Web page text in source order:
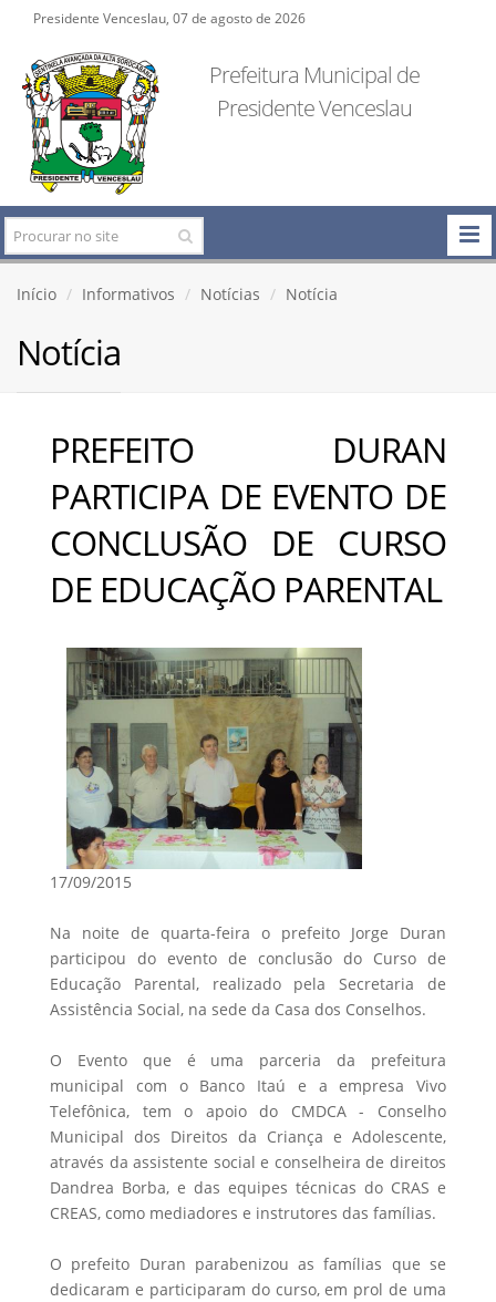
Presidente Venceslau, 07 de agosto de 2026
Prefeitura Municipal de
Presidente Venceslau
Início Informativos Notícias Notícia
Notícia
PREFEITO DURAN
PARTICIPA DE EVENTO DE
CONCLUSÃO DE CURSO
DE EDUCAÇÃO PARENTAL
17/09/2015
Na noite de quarta-feira o prefeito Jorge Duran
participou do evento de conclusão do Curso de
Educação Parental, realizado pela Secretaria de
Assistência Social, na sede da Casa dos Conselhos.
O Evento que é uma parceria da prefeitura
municipal com o Banco Itaú e a empresa Vivo
Telefônica, tem o apoio do CMDCA - Conselho
Municipal dos Direitos da Criança e Adolescente,
através da assistente social e conselheira de direitos
Dandrea Borba, e das equipes técnicas do CRAS e
CREAS, como mediadores e instrutores das famílias.
O prefeito Duran parabenizou as famílias que se
dedicaram e participaram do curso, em prol de uma